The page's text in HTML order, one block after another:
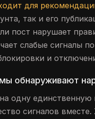
для
так и его
пост нарушает
слабые сигналы
и
обнаруживают
одну единственную
сигналов вместе.